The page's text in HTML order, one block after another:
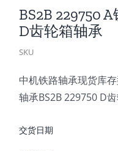
BS2B 229750
D齿轮箱轴承
SKU
中机铁路轴承现货库
轴承BS2B 229750 D
交货日期